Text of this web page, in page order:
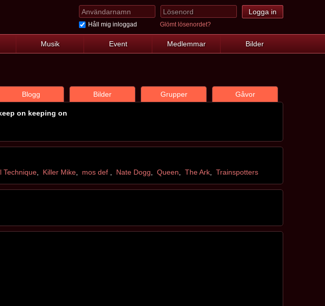
Håll mig inloggad Glömt lösenordet?
Musik Event Medlemmar Bilder
Blogg Bilder Grupper Gåvor
on keeping on
Technique Killer Mike mos def Nate Dogg Queen The Ark Trainspotters